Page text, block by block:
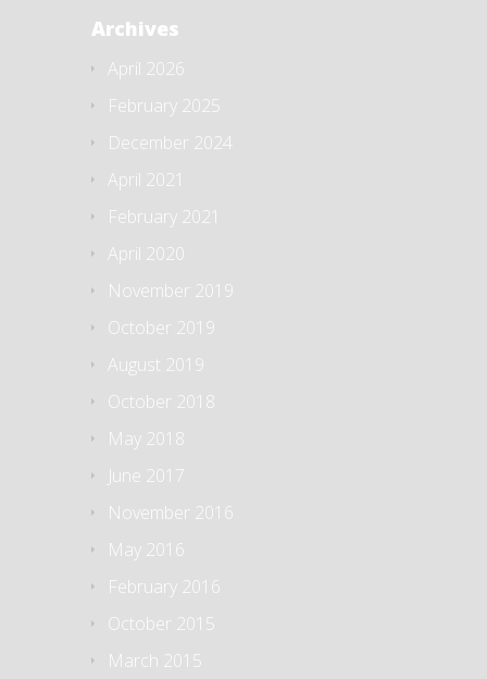
Archives
April 2026
February 2025
December 2024
April 2021
February 2021
April 2020
November 2019
October 2019
August 2019
October 2018
May 2018
June 2017
November 2016
May 2016
February 2016
October 2015
March 2015